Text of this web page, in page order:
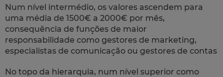
Num nível intermédio, os valores ascendem para
uma média de 1500€ a 2000€ por mês,
consequência de funções de maior
responsabilidade como gestores de marketing,
especialistas de comunicação ou gestores de contas
No topo da hierarquia, num nível superior como